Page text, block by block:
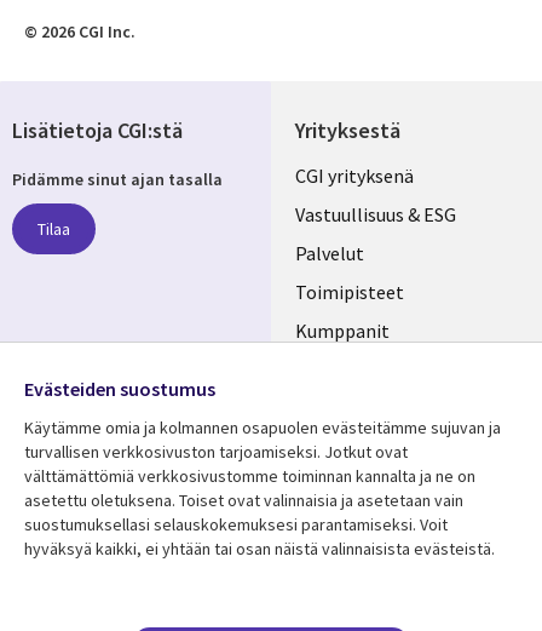
© 2026 CGI Inc.
Yrityksestä
Useful
links
FINLAND
CGI yrityksenä
Vastuullisuus & ESG
Palvelut
Toimipisteet
Kumppanit
Resurssikeskus
Library
Asiakastarinat
Lisätietoa
Legal
Tietosuoja
Lisätietoja CGI:stä
Pidämme sinut ajan tasalla
Tilaa
Media
FINLAND
Evästeiden suostumus
Käytämme omia ja kolmannen osapuolen evästeitämme sujuvan ja
turvallisen verkkosivuston tarjoamiseksi. Jotkut ovat
välttämättömiä verkkosivustomme toiminnan kannalta ja ne on
asetettu oletuksena. Toiset ovat valinnaisia ​​ja asetetaan vain
suostumuksellasi selauskokemuksesi parantamiseksi. Voit
hyväksyä kaikki, ei yhtään tai osan näistä valinnaisista evästeistä.